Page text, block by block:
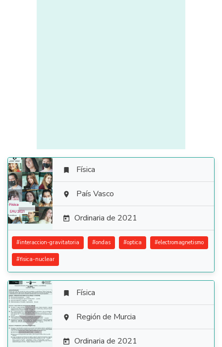

 Física
 País Vasco
 Ordinaria de 2021
#interaccion-gravitatoria #ondas #optica #electromagnetismo
#fisica-nuclear

 Física
 Región de Murcia
 Ordinaria de 2021